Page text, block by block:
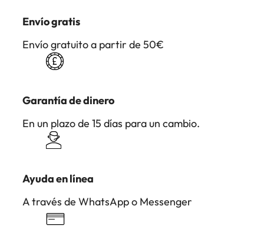
Envío gratis
Envío gratuito a partir de 50€
Garantía de dinero
En un plazo de 15 días para un cambio.
Ayuda en línea
A través de WhatsApp o Messenger